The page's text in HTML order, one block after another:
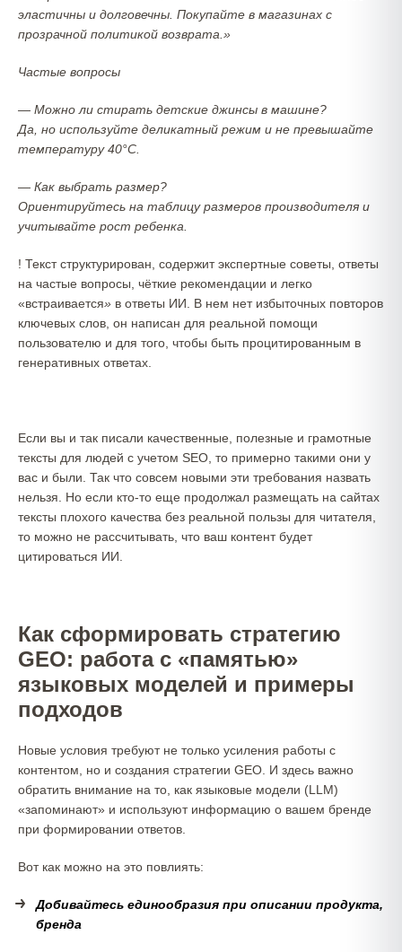
эластичны и долговечны. Покупайте в магазинах с
прозрачной политикой возврата.»
Частые вопросы
— Можно ли стирать детские джинсы в машине?
Да, но используйте деликатный режим и не превышайте
температуру 40°C.
— Как выбрать размер?
Ориентируйтесь на таблицу размеров производителя и
учитывайте рост ребенка.
! Текст структурирован, содержит экспертные советы, ответы
на частые вопросы, чёткие рекомендации и легко
«встраивается» в ответы ИИ. В нем нет избыточных повторов
ключевых слов, он написан для реальной помощи
пользователю и для того, чтобы быть процитированным в
генеративных ответах.
Если вы и так писали качественные, полезные и грамотные
тексты для людей с учетом SEO, то примерно такими они у
вас и были. Так что совсем новыми эти требования назвать
нельзя. Но если кто-то еще продолжал размещать на сайтах
тексты плохого качества без реальной пользы для читателя,
то можно не рассчитывать, что ваш контент будет
цитироваться ИИ.
Как сформировать стратегию
GEO: работа с «памятью»
языковых моделей и примеры
подходов
Новые условия требуют не только усиления работы с
контентом, но и создания стратегии GEO. И здесь важно
обратить внимание на то, как языковые модели (LLM)
«запоминают» и используют информацию о вашем бренде
при формировании ответов.
Вот как можно на это повлиять:
Добивайтесь единообразия при описании продукта,
бренда